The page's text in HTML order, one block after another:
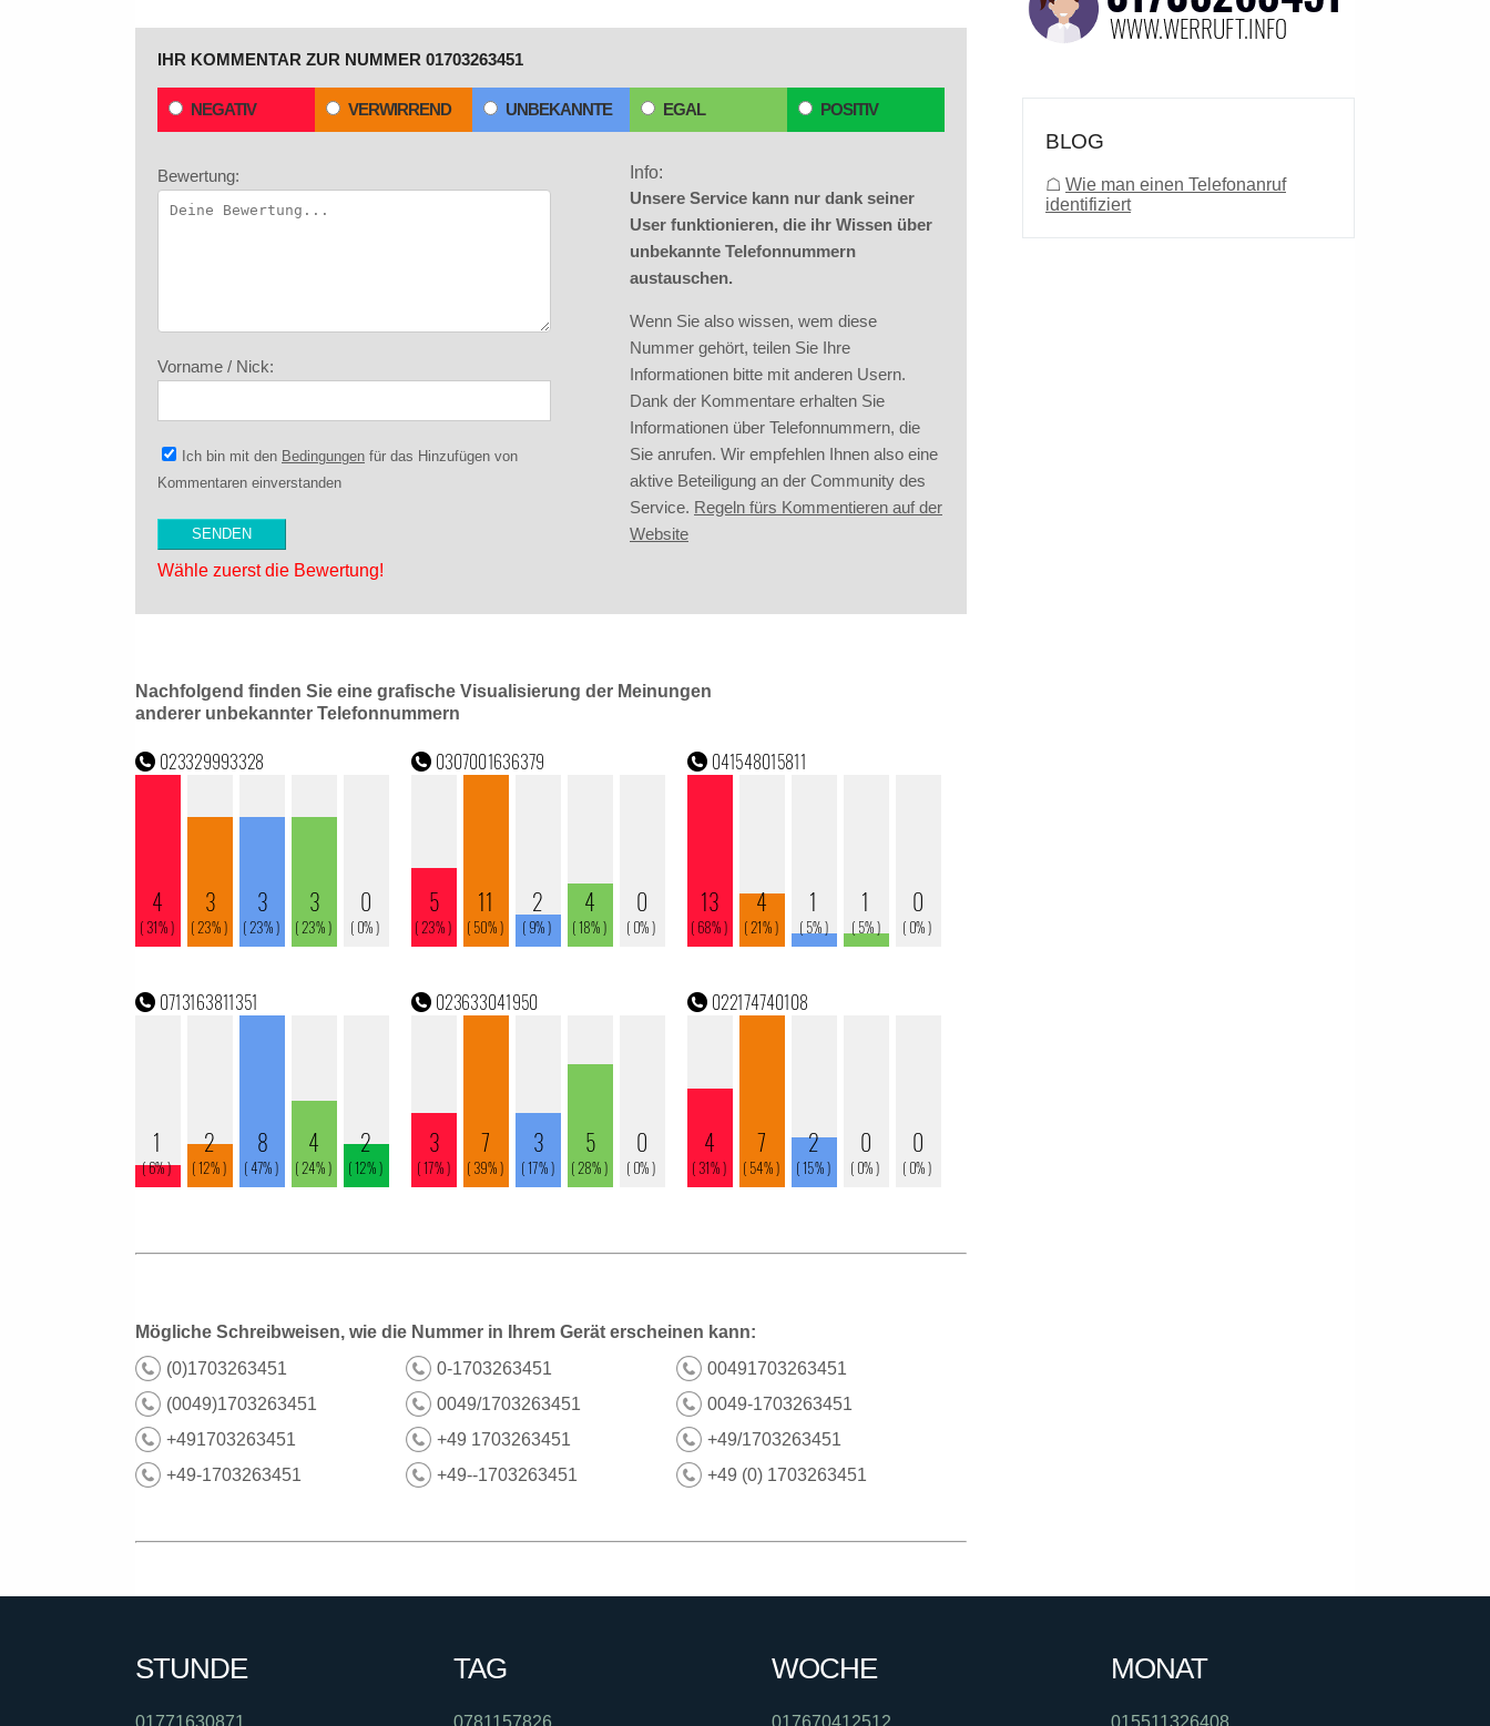
IHR KOMMENTAR ZUR NUMMER 01703263451
NEGATIV VERWIRREND UNBEKANNTE EGAL POSITIV
Bewertung:
Vorname / Nick:
Ich bin mit den Bedingungen für das Hinzufügen von
Kommentaren einverstanden
Wähle zuerst die Bewertung!
Info:
Unsere Service kann nur dank seiner
User funktionieren, die ihr Wissen über
unbekannte Telefonnummern
austauschen.
Wenn Sie also wissen, wem diese
Nummer gehört, teilen Sie Ihre
Informationen bitte mit anderen Usern.
Dank der Kommentare erhalten Sie
Informationen über Telefonnummern, die
Sie anrufen. Wir empfehlen Ihnen also eine
aktive Beteiligung an der Community des
Service. Regeln fürs Kommentieren auf der
Website
Nachfolgend finden Sie eine grafische Visualisierung der Meinungen
anderer unbekannter Telefonnummern
Mögliche Schreibweisen, wie die Nummer in Ihrem Gerät erscheinen kann:
(0)1703263451
0-1703263451
00491703263451
(0049)1703263451
0049/1703263451
0049-1703263451
+491703263451
+49 1703263451
+49/1703263451
+49-1703263451
+49--1703263451 +49 (0) 1703263451
BLOG
☖ Wie man einen Telefonanruf
identifiziert
STUNDE
01771630871
TAG
0781157826
WOCHE
017670412512
MONAT
015511326408